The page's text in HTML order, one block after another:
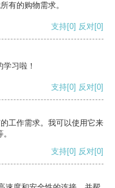
有的购物需求。
支持[0] 反对[0]
习啦！
支持[0] 反对[0]
工作需求。我可以使用它来
支持[0] 反对[0]